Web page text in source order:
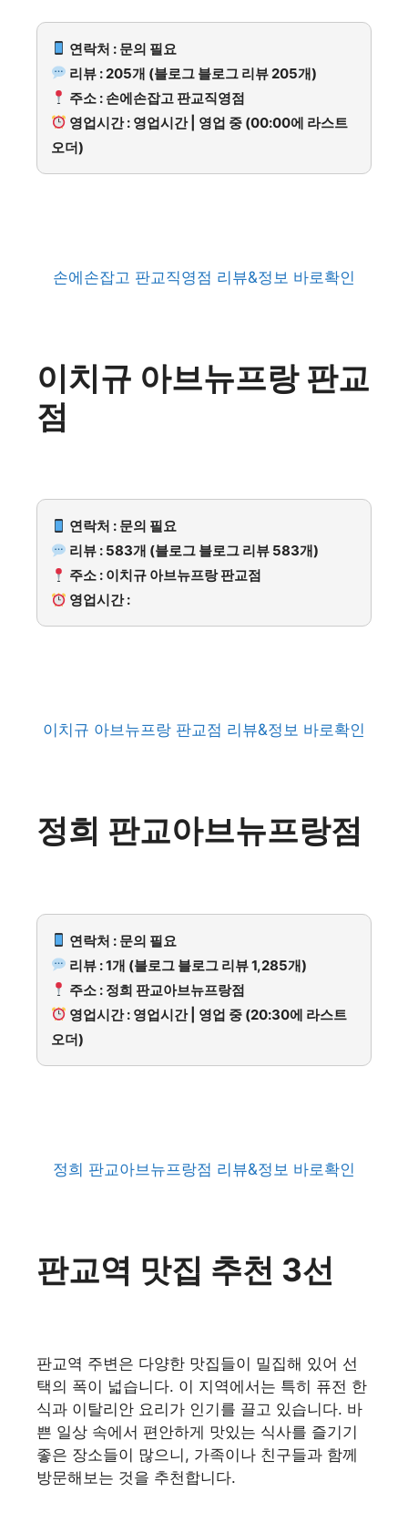
연락처 : 문의 필요
리뷰 : 205개 (블로그 블로그 리뷰 205개)
주소 : 손에손잡고 판교직영점
영업시간 : 영업시간 | 영업 중 (00:00에 라스트
오더)
손에손잡고 판교직영점 리뷰&정보 바로확인
이치규 아브뉴프랑 판교
점
연락처 : 문의 필요
리뷰 : 583개 (블로그 블로그 리뷰 583개)
주소 : 이치규 아브뉴프랑 판교점
영업시간 :
이치규 아브뉴프랑 판교점 리뷰&정보 바로확인
정희 판교아브뉴프랑점
연락처 : 문의 필요
리뷰 : 1개 (블로그 블로그 리뷰 1,285개)
주소 : 정희 판교아브뉴프랑점
영업시간 : 영업시간 | 영업 중 (20:30에 라스트
오더)
정희 판교아브뉴프랑점 리뷰&정보 바로확인
판교역 맛집 추천 3선
판교역 주변은 다양한 맛집들이 밀집해 있어 선
택의 폭이 넓습니다. 이 지역에서는 특히 퓨전 한
식과 이탈리안 요리가 인기를 끌고 있습니다. 바
쁜 일상 속에서 편안하게 맛있는 식사를 즐기기
좋은 장소들이 많으니, 가족이나 친구들과 함께
방문해보는 것을 추천합니다.